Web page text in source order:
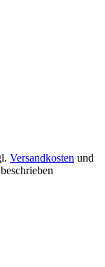
Versandkosten und